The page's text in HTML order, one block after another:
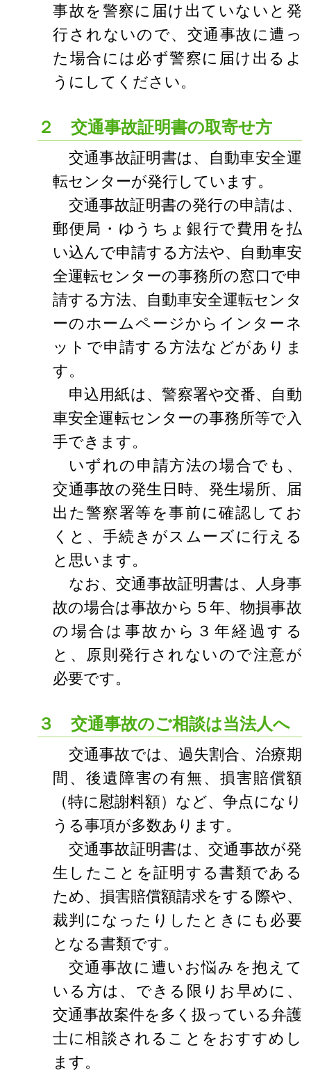
事故を警察に届け出ていないと発
行されないので、交通事故に遭っ
た場合には必ず警察に届け出るよ
うにしてください。
２ 交通事故証明書の取寄せ方
交通事故証明書は、自動車安全運
転センターが発行しています。
交通事故証明書の発行の申請は、
郵便局・ゆうちょ銀行で費用を払
い込んで申請する方法や、自動車安
全運転センターの事務所の窓口で申
請する方法、自動車安全運転センタ
ーのホームページからインターネ
ットで申請する方法などがありま
す。
申込用紙は、警察署や交番、自動
車安全運転センターの事務所等で入
手できます。
いずれの申請方法の場合でも、
交通事故の発生日時、発生場所、届
出た警察署等を事前に確認してお
くと、手続きがスムーズに行える
と思います。
なお、交通事故証明書は、人身事
故の場合は事故から５年、物損事故
の場合は事故から３年経過する
と、原則発行されないので注意が
必要です。
３ 交通事故のご相談は当法人へ
交通事故では、過失割合、治療期
間、後遺障害の有無、損害賠償額
（特に慰謝料額）など、争点になり
うる事項が多数あります。
交通事故証明書は、交通事故が発
生したことを証明する書類である
ため、損害賠償額請求をする際や、
裁判になったりしたときにも必要
となる書類です。
交通事故に遭いお悩みを抱えて
いる方は、できる限りお早めに、
交通事故案件を多く扱っている弁護
士に相談されることをおすすめし
ます。